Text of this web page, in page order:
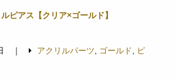
ピアス【クリア×ゴールド】
日 ｜ アクリルパーツ, ゴールド , ピ